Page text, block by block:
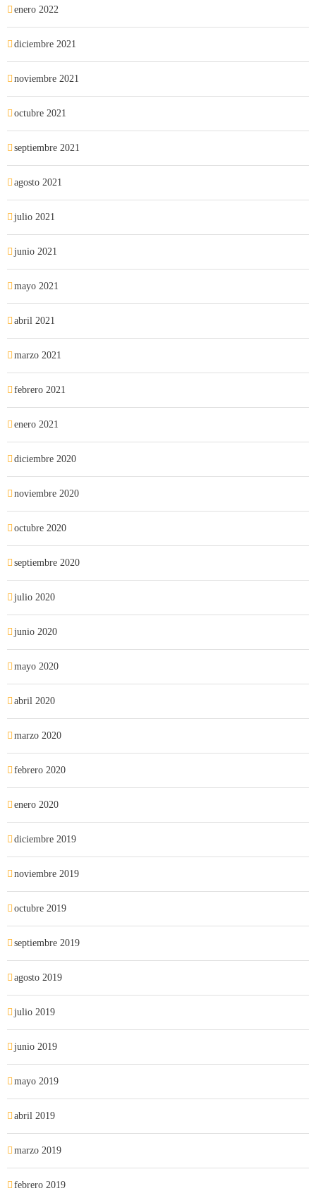
enero 2022
diciembre 2021
noviembre 2021
octubre 2021
septiembre 2021
agosto 2021
julio 2021
junio 2021
mayo 2021
abril 2021
marzo 2021
febrero 2021
enero 2021
diciembre 2020
noviembre 2020
octubre 2020
septiembre 2020
julio 2020
junio 2020
mayo 2020
abril 2020
marzo 2020
febrero 2020
enero 2020
diciembre 2019
noviembre 2019
octubre 2019
septiembre 2019
agosto 2019
julio 2019
junio 2019
mayo 2019
abril 2019
marzo 2019
febrero 2019